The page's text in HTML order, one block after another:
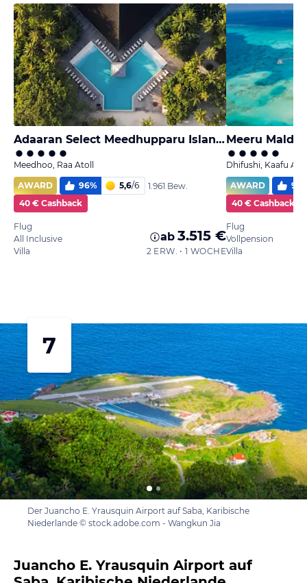
Adaaran Select Meedhupparu Island Resort - Premium All Inclusive
Meedhoo, Raa Atoll
AWARD
96% 5,6/6
1.961 Bew.
40 € Cashback
Flug
All Inclusive
Villa
ab 3.515 €
2 ERW. • 1 WOCHE
Meeru
Dhifushi, Kaafu
AWARD
97
40 € Cashback
Flug
Vollpension
Villa
7
Der Juancho E. Yrausquin Airport auf Saba, Karibische
Niederlande © stock.adobe.com - Wangkun Jia
Juancho E. Yrausquin Airport auf